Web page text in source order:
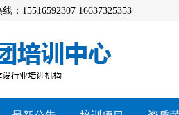
15516592307 16637325353